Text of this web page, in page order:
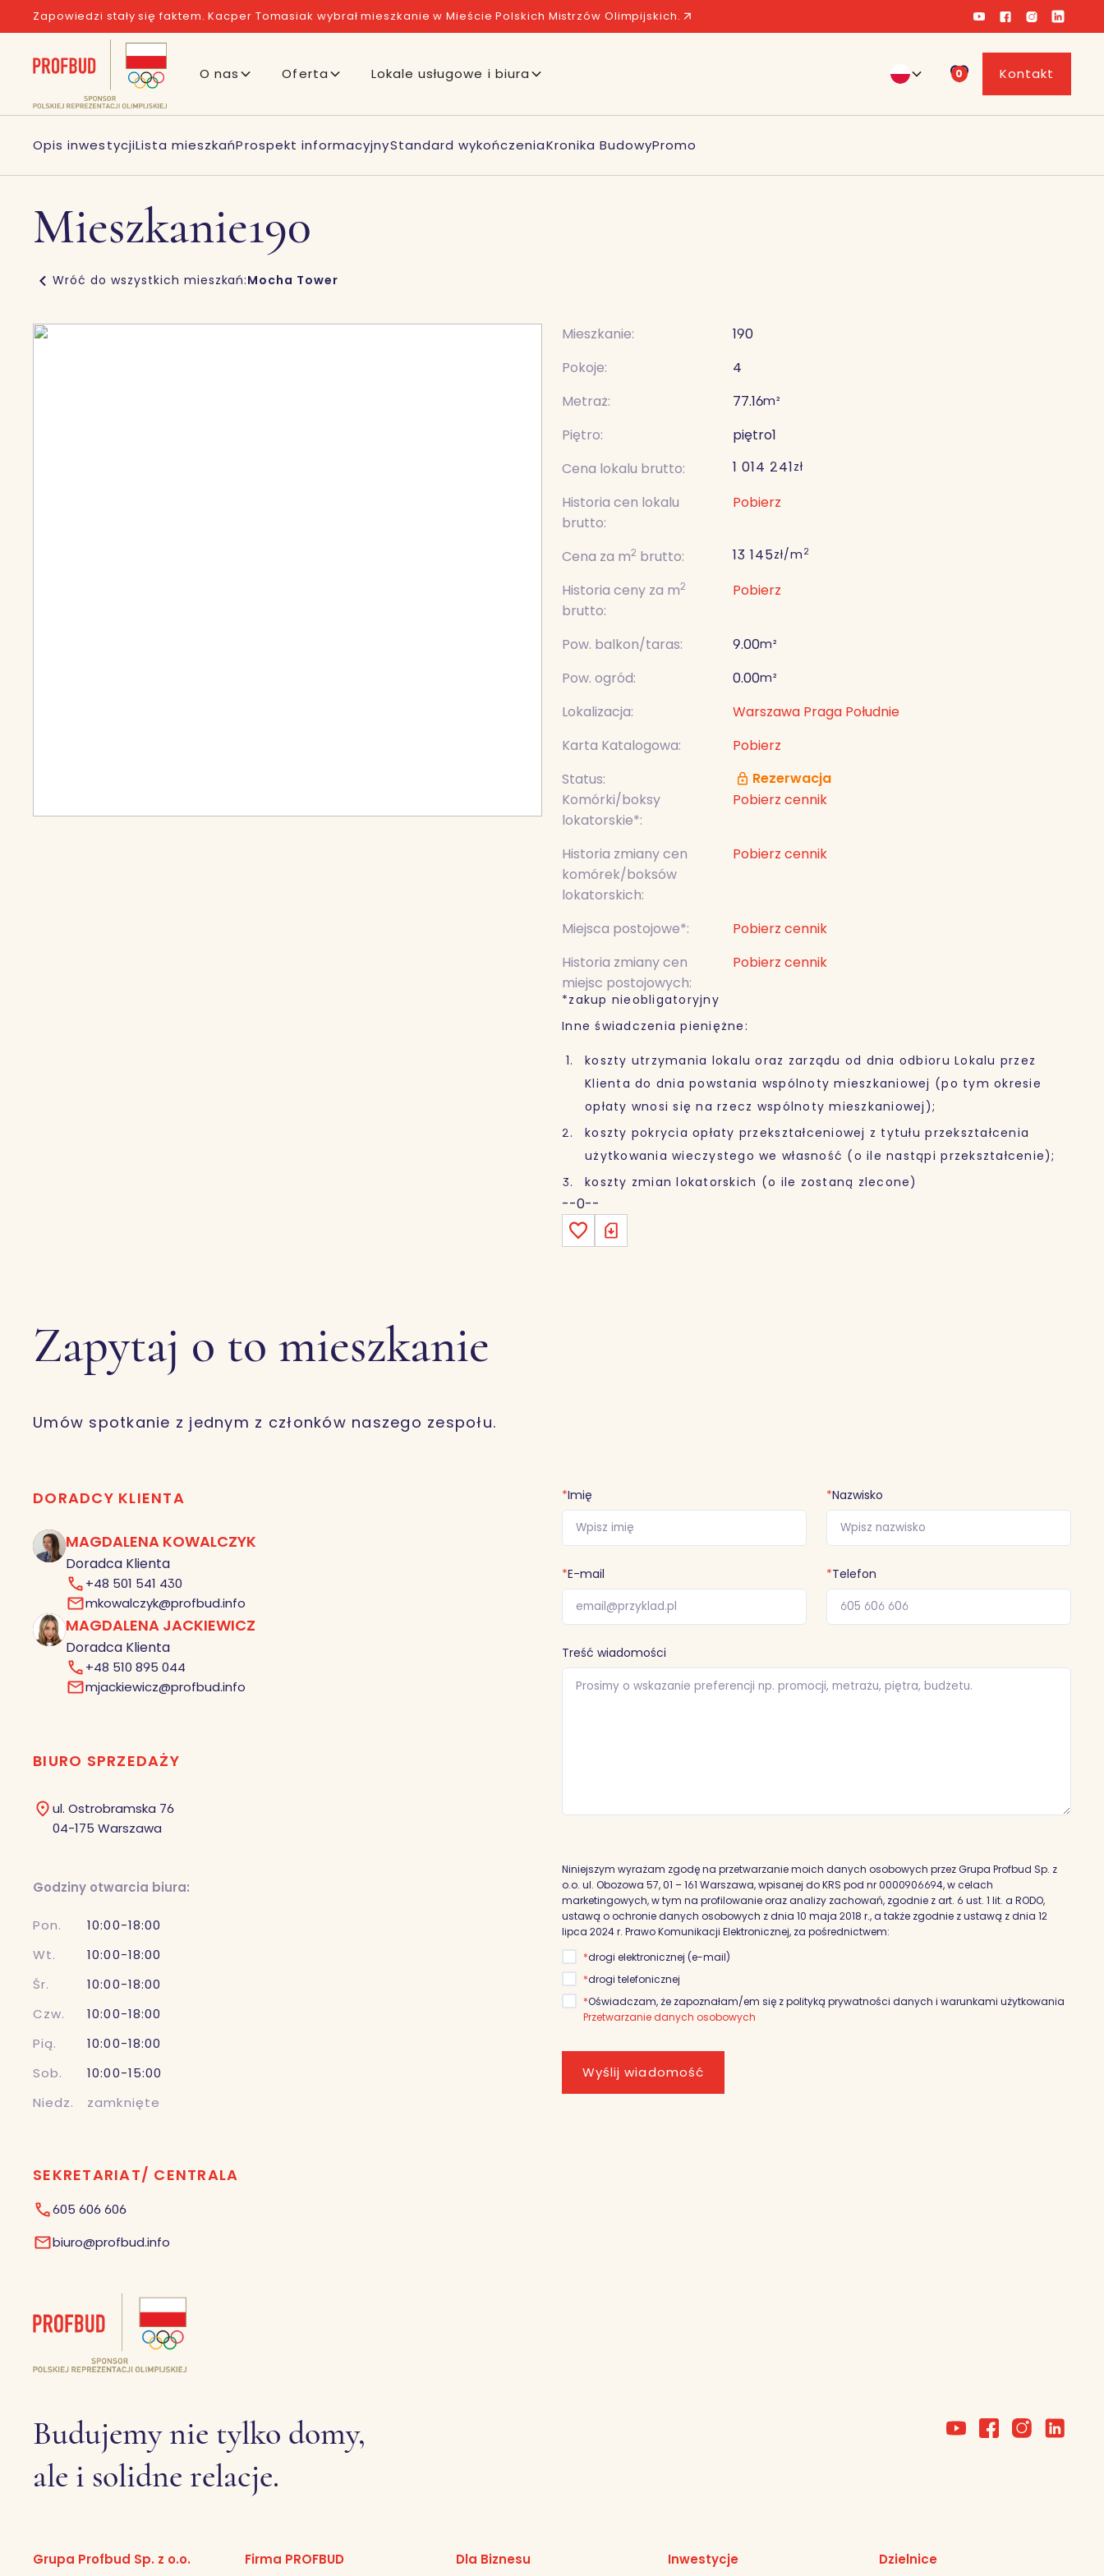
Zapowiedzi stały się faktem. Kacper Tomasiak wybrał mieszkanie w Mieście Polskich Mistrzów Olimpijskich.
O nas Oferta Lokale usługowe i biura 0 Kontakt
Opis inwestycjiLista mieszkańProspekt informacyjnyStandard wykończeniaKronika BudowyPromo
Mieszkanie190
Wróć do wszystkich mieszkań:Mocha Tower
Mieszkanie:
190
Pokoje:
4
Metraż:
77.16m²
Piętro: piętro1
Cena lokalu brutto:
1 014 241zł
Historia cen lokalu
brutto:
Pobierz
Cena za m2 brutto: 13 145zł/m 2
Historia ceny za m2
brutto:
Pobierz
Pow. balkon/taras: 9.00m²
Pow. ogród: 0.00m²
Lokalizacja:
Warszawa Praga Południe
Karta Katalogowa:
Pobierz
Status:
Rezerwacja
Komórki/boksy
lokatorskie*:
Pobierz cennik
Historia zmiany cen
komórek/boksów
lokatorskich:
Pobierz cennik
Miejsca postojowe*:
Pobierz cennik
Historia zmiany cen
miejsc postojowych:
Pobierz cennik
*zakup nieobligatoryjny
Inne świadczenia pieniężne:
koszty utrzymania lokalu oraz zarządu od dnia odbioru Lokalu przez
Klienta do dnia powstania wspólnoty mieszkaniowej (po tym okresie
opłaty wnosi się na rzecz wspólnoty mieszkaniowej);
koszty pokrycia opłaty przekształceniowej z tytułu przekształcenia
użytkowania wieczystego we własność (o ile nastąpi przekształcenie);
koszty zmian lokatorskich (o ile zostaną zlecone)
--0--
Zapytaj o to mieszkanie
Umów spotkanie z jednym z członków naszego zespołu.
DORADCY KLIENTA
MK MAGDALENA KOWALCZYK
Doradca Klienta
+48 501 541 430
mkowalczyk@profbud.info
MJ MAGDALENA JACKIEWICZ
Doradca Klienta
+48 510 895 044
mjackiewicz@profbud.info
BIURO SPRZEDAŻY
ul. Ostrobramska 76
04-175 Warszawa
Godziny otwarcia biura:
Pon.
10:00-18:00
Wt.
10:00-18:00
Śr.
10:00-18:00
Czw.
10:00-18:00
Pią.
10:00-18:00
Sob.
10:00-15:00
Niedz.
zamknięte
SEKRETARIAT/ CENTRALA
605 606 606
biuro@profbud.info
*Imię *Nazwisko
*E-mail *Telefon
Treść wiadomości
Niniejszym wyrażam zgodę na przetwarzanie moich danych osobowych przez Grupa Profbud Sp. z
o.o. ul. Obozowa 57, 01 – 161 Warszawa, wpisanej do KRS pod nr 0000906694, w celach
marketingowych, w tym na profilowanie oraz analizy zachowań, zgodnie z art. 6 ust. 1 lit. a RODO,
ustawą o ochronie danych osobowych z dnia 10 maja 2018 r., a także zgodnie z ustawą z dnia 12
lipca 2024 r. Prawo Komunikacji Elektronicznej, za pośrednictwem:
*drogi elektronicznej (e-mail)
*drogi telefonicznej
*Oświadczam, że zapoznałam/em się z polityką prywatności danych i warunkami użytkowania
Przetwarzanie danych osobowych
Wyślij wiadomość
Budujemy nie tylko domy,
ale i solidne relacje.
Grupa Profbud Sp. z o.o. Firma PROFBUD Dla Biznesu Inwestycje Dzielnice